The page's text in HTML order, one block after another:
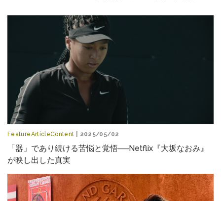
FeatureArticleContent | 2025/05/02
「器」であり続ける苦悩と覚悟──Netflix『大坂なおみ』
が映し出した真実